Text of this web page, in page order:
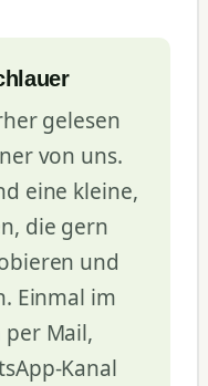
gelesen
von uns.
eine kleine,
die gern
und
Einmal im
per Mail,
Kanal